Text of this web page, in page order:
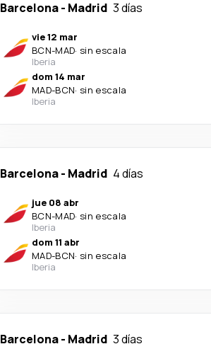
Barcelona- Madrid 3 días
vie 12 mar
BCN-MAD· sin escala
Iberia
dom 14 mar
MAD-BCN· sin escala
Iberia
Barcelona- Madrid 4 días
jue 08 abr
BCN-MAD· sin escala
Iberia
dom 11 abr
MAD-BCN· sin escala
Iberia
Barcelona- Madrid 3 días